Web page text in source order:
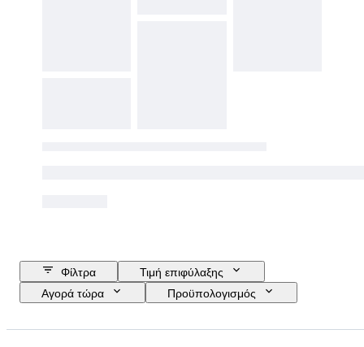
Φίλτρα
Τιμή επιφύλαξης
Αγορά τώρα
Προϋπολογισμός